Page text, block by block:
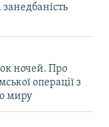
ночей. Про
операції з
миру